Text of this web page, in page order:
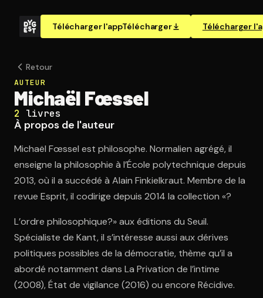
Télécharger l'appTélécharger Télécharger
Retour
AUTEUR
Michaël Fœssel
2 livres
À propos de l'auteur
Michaël Fœssel est philosophe. Normalien agrégé, il
enseigne la philosophie à l’École polytechnique depuis
2013, où il a succédé à Alain Finkielkraut. Membre de la
revue Esprit, il codirige depuis 2014 la collection «?
L’ordre philosophique?» aux éditions du Seuil.
Spécialiste de Kant, il s’intéresse aussi aux dérives
politiques possibles de la démocratie, thème qu’il a
abordé notamment dans La Privation de l’intime
(2008), État de vigilance (2016) ou encore Récidive.